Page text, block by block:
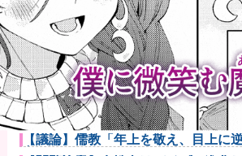
【画像】キングダムの河了貂、「あ
き続き更に味...
【画像】女さん、ミニ過ぎる浴衣を
て叩かれるｗ...
【悲報】女性配信者「アスペの検査
これわかるの...
【画像あり】吉野家のステーキ定食
ｗ他
防衛費、過去最大の約8兆9千億円要
張、迎撃用...
「鹿児島でもこんなの出さんて」と
料理店に批判...
【議論】儒教「年上を敬え、目上に
守れ」←これ...